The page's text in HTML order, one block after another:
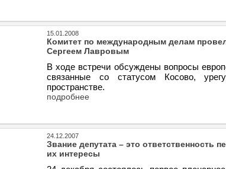
15.01.2008
Комитет по международным делам
Сергеем Лавровым
В ходе встречи обсуждены вопросы
связанные со статусом Косово,
пространстве.
подробнее
24.12.2007
Звание депутата – это ответственность
их интересы